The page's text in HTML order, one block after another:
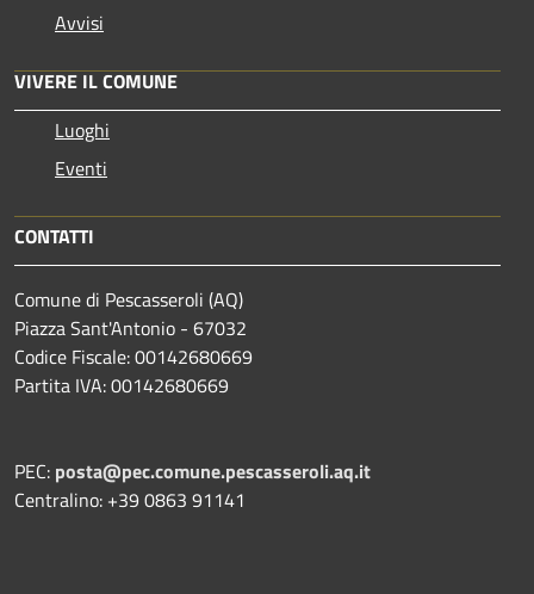
Avvisi
VIVERE IL COMUNE
Luoghi
Eventi
CONTATTI
Comune di Pescasseroli (AQ)
Piazza Sant'Antonio - 67032
Codice Fiscale: 00142680669
Partita IVA: 00142680669
PEC: posta@pec.comune.pescasseroli.aq.it
Centralino: +39 0863 91141